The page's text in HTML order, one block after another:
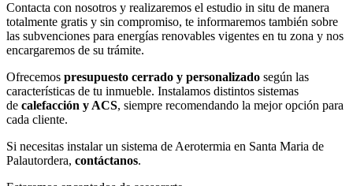
Contacta con nosotros y realizaremos el estudio in situ de manera
totalmente gratis y sin compromiso, te informaremos también sobre
las subvenciones para energías renovables vigentes en tu zona y nos
encargaremos de su trámite.
Ofrecemos presupuesto cerrado y personalizado según las
características de tu inmueble. Instalamos distintos sistemas
de calefacción y ACS, siempre recomendando la mejor opción para
cada cliente.
Si necesitas instalar un sistema de Aerotermia en Santa Maria de
Palautordera, contáctanos.